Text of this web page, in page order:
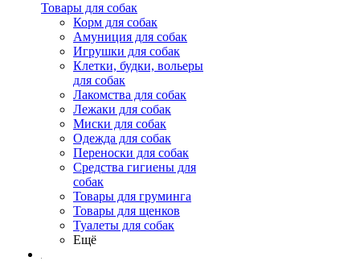
Товары для собак
Корм для собак
Амуниция для собак
Игрушки для собак
Клетки, будки, вольеры
для собак
Лакомства для собак
Лежаки для собак
Миски для собак
Одежда для собак
Переноски для собак
Средства гигиены для
собак
Товары для груминга
Товары для щенков
Туалеты для собак
Ещё